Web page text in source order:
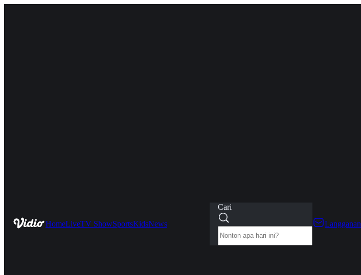
HomeLiveTV ShowSportsKidsNews
Cari
Langganan